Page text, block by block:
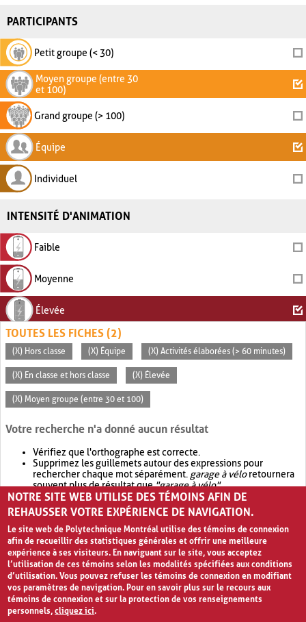
PARTICIPANTS
Petit groupe (< 30)
Moyen groupe (entre 30
et 100)
Grand groupe (> 100)
Équipe
Individuel
INTENSITÉ D'ANIMATION
Faible
Moyenne
Élevée
TOUTES LES FICHES (2)
(X) Hors classe (X) Équipe (X) Activités élaborées (> 60 minutes)
(X) En classe et hors classe (X) Élevée
(X) Moyen groupe (entre 30 et 100)
Votre recherche n'a donné aucun résultat
Vérifiez que l'orthographe est correcte.
Supprimez les guillemets autour des expressions pour
rechercher chaque mot séparément. garage à véloretournera
souvent plus de résultat que"garage à vélo".
Envisagez d'élargir votre recherche avec OR.garage OR vélo
retournera souvent plus de résultat quegarage à vélo
NOTRE SITE WEB UTILISE DES TÉMOINS AFIN DE
REHAUSSER VOTRE EXPÉRIENCE DE NAVIGATION.
Le site web de Polytechnique Montréal utilise des témoins de connexion
afin de recueillir des statistiques générales et offrir une meilleure
expérience à ses visiteurs. En naviguant sur le site, vous acceptez
l’utilisation de ces témoins selon les modalités spécifiées aux conditions
d’utilisation. Vous pouvez refuser les témoins de connexion en modifiant
vos paramètres de navigation. Pour en savoir plus sur le recours aux
témoins de connexion et sur la protection de vos renseignements
personnels,cliquez ici.